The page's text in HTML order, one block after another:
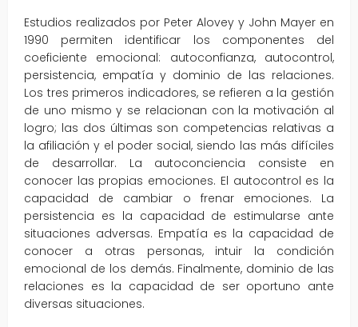
Estudios realizados por Peter Alovey y John Mayer en
1990 permiten identificar los componentes del
coeficiente emocional: autoconfianza, autocontrol,
persistencia, empatía y dominio de las relaciones.
Los tres primeros indicadores, se refieren a la gestión
de uno mismo y se relacionan con la motivación al
logro; las dos últimas son competencias relativas a
la afiliación y el poder social, siendo las más difíciles
de desarrollar. La autoconciencia consiste en
conocer las propias emociones. El autocontrol es la
capacidad de cambiar o frenar emociones. La
persistencia es la capacidad de estimularse ante
situaciones adversas. Empatía es la capacidad de
conocer a otras personas, intuir la condición
emocional de los demás. Finalmente, dominio de las
relaciones es la capacidad de ser oportuno ante
diversas situaciones.